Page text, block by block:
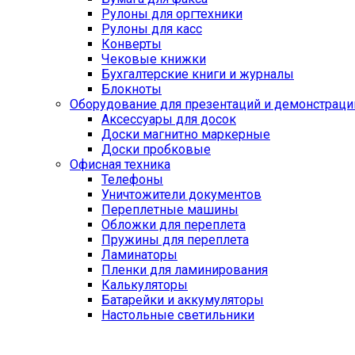
Рулоны для оргтехники
Рулоны для касс
Конверты
Чековые книжки
Бухгалтерские книги и журналы
Блокноты
Оборудование для презентаций и
Аксессуары для досок
Доски магнитно маркерные
Доски пробковые
Офисная техника
Телефоны
Уничтожители документов
Переплетные машины
Обложки для переплета
Пружины для переплета
Ламинаторы
Пленки для ламинирования
Калькуляторы
Батарейки и аккумуляторы
Настольные светильники